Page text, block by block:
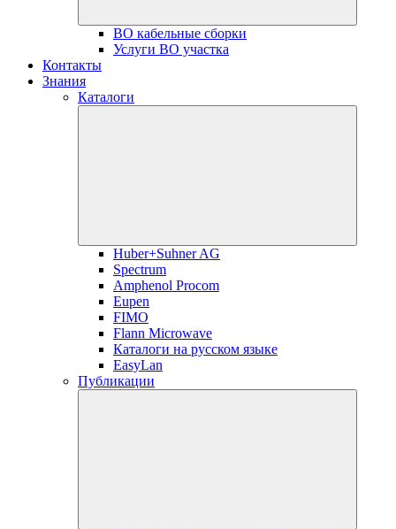
ВО кабельные сборки
Услуги ВО участка
Контакты
Знания
Каталоги
Huber+Suhner AG
Spectrum
Amphenol Procom
Eupen
FIMO
Flann Microwave
Каталоги на русском языке
EasyLan
Публикации